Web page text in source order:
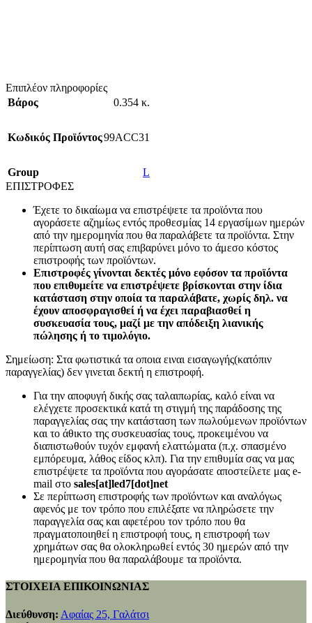
Επιπλέον πληροφορίες
Βάρος
0.354 κ.
Κωδικός Προϊόντος99ACC31
Group
L
ΕΠΙΣΤΡΟΦΕΣ
Έχετε το δικαίωμα να επιστρέψετε τα προϊόντα που
αγοράσετε αζημίως εντός προθεσμίας 14 εργασίμων ημερών
από την ημερομηνία που θα παραλάβετε τα προϊόντα. Στην
περίπτωση αυτή σας επιβαρύνει μόνο το άμεσο κόστος
επιστροφής των προϊόντων.
Επιστροφές γίνονται δεκτές μόνο εφόσον τα προϊόντα
που επιθυμείτε να επιστρέψετε βρίσκονται στην ίδια
κατάσταση στην οποία τα παραλάβατε, χωρίς δηλ. να
έχουν αποσφραγισθεί ή να έχει παραβιασθεί η
συσκευασία τους, μαζί με την απόδειξη λιανικής
πώλησης ή το τιμολόγιο.
Σημείωση: Στα φωτιστικά τα οποια ειναι εισαγωγής(κατόπιν
παραγγελίας) δεν γινεται δεκτή η επιστροφή.
Για την αποφυγή δικής σας ταλαιπωρίας, καλό είναι να
ελέγχετε προσεκτικά κατά τη στιγμή της παράδοσης της
παραγγελίας σας την κατάσταση των πωλούμενων προϊόντων
και το άθικτο της συσκευασίας τους, προκειμένου να
διαπιστωθούν τυχόν εμφανή ελαττώματα (π.χ. σπασμένο
εμπόρευμα, λάθος είδος κλπ). Για την επιθυμία σας να μας
επιστρέψετε τα προϊόντα που αγοράσατε αποστείλετε μας e-
mail στο sales[at]led7[dot]net
Σε περίπτωση επιστροφής των προϊόντων και αναλόγως
αφενός με τον τρόπο που επιλέξατε να πληρώσετε την
παραγγελία σας και αφετέρου τον τρόπο που θα
πραγματοποιηθεί η επιστροφή τους, η επιστροφή των
χρημάτων σας θα ολοκληρωθεί εντός 30 ημερών από την
ημερομηνία που θα παραλάβουμε τα προϊόντα.
ΣΤΟΙΧΕΙΑ ΕΠΙΚΟΙΝΩΝΙΑΣ
Διεύθυνση: Αφαίας 25, Γαλάτσι